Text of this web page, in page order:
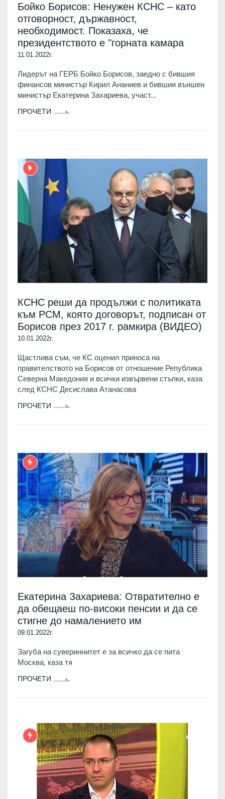
Бойко Борисов: Ненужен КСНС – като
отговорност, държавност,
необходимост. Показаха, че
президентството е "горната камара
11.01.2022г.
Лидерът на ГЕРБ Бойко Борисов, заедно с бившия
финансов министър Кирил Ананиев и бившия външен
министър Екатерина Захариева, участ...
ПРОЧЕТИ
КСНС реши да продължи с политиката
към РСМ, която договорът, подписан от
Борисов през 2017 г. рамкира (ВИДЕО)
10.01.2022г.
Щастлива съм, че КС оценил приноса на
правителството на Борисов от отношение Република
Северна Македония и всички извървени стъпки, каза
след КСНС Десислава Атанасова
ПРОЧЕТИ
Екатерина Захариева: Отвратително е
да обещаеш по-високи пенсии и да се
стигне до намалението им
09.01.2022г.
Загуба на сувериннитет е за всичко да се пита
Москва, каза тя
ПРОЧЕТИ